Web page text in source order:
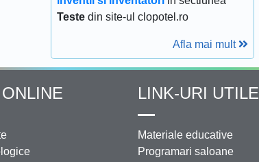
Teste din site-ul clopotel.ro
Afla mai mult
LINK-URI UTILE
Materiale educative
Programari saloane